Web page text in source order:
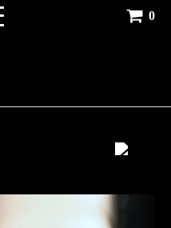
0